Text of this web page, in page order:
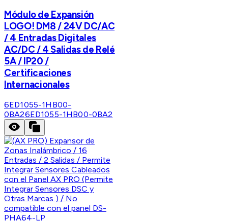
Módulo de Expansión
LOGO! DM8 / 24V DC/AC
/ 4 Entradas Digitales
AC/DC / 4 Salidas de Relé
5A / IP20 /
Certificaciones
Internacionales
6ED1055-1HB00-
0BA26ED1055-1HB00-0BA2